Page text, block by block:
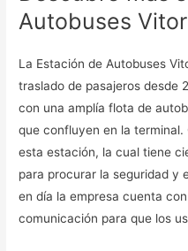
Autobuses
La Estación de Autobuses
traslado de pasajeros desde
con una amplía flota de
que confluyen en la
esta estación, la cual tiene
para procurar la seguridad y
en día la empresa cuenta
comunicación para que los